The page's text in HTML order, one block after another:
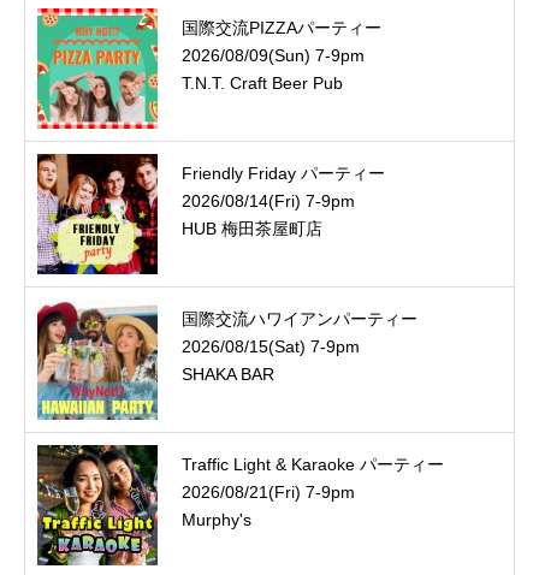
国際交流PIZZAパーティー
2026/08/09(Sun) 7-9pm
T.N.T. Craft Beer Pub
Friendly Friday パーティー
2026/08/14(Fri) 7-9pm
HUB 梅田茶屋町店
国際交流ハワイアンパーティー
2026/08/15(Sat) 7-9pm
SHAKA BAR
Traffic Light & Karaoke パーティー
2026/08/21(Fri) 7-9pm
Murphy's